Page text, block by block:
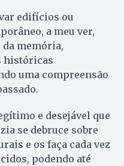
edifícios ou
a meu ver,
memória,
históricas
uma compreensão
e desejável que
se debruce sobre
e os faça cada vez
podendo até